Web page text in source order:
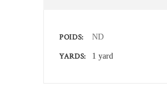
POIDS ND
YARDS 1 yard